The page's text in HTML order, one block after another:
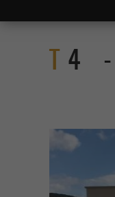
T4